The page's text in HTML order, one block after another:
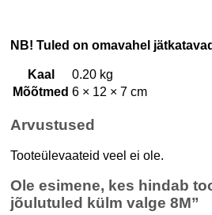
NB! Tuled on omavahel
Kaal
0.20 kg
Mõõtmed 6 × 12 × 7 cm
Arvustused
Tooteülevaateid veel ei ole.
Ole esimene, kes hindab
jõulutuled külm valge 8M”